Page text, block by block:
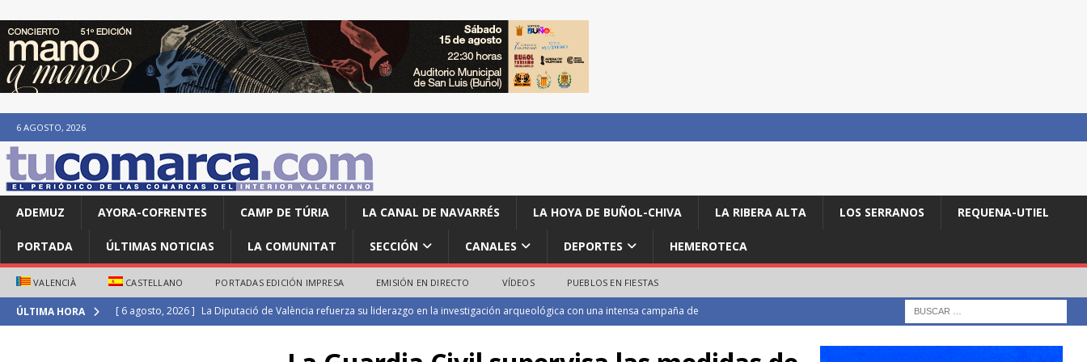
6 AGOSTO, 2026
ADEMUZ AYORA-COFRENTES CAMP DE TÚRIA LA CANAL DE NAVARRÉS LA HOYA DE BUÑOL-CHIVA LA RIBERA ALTA LOS SERRANOS REQUENA-UTIEL
PORTADA ÚLTIMAS NOTICIAS LA COMUNITAT SECCIÓN CANALES DEPORTES HEMEROTECA
VALENCIÀ CASTELLANO PORTADAS EDICIÓN IMPRESA EMISIÓN EN DIRECTO VÍDEOS PUEBLOS EN FIESTAS
ÚLTIMA HORA [ 6 agosto, 2026 ] Maite Villanova e Isaac Tarín se imponen en la categoría local de la Volta a Peu de las Fiestas de Turís